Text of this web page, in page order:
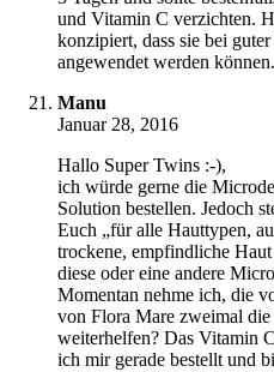
und Vitamin C verzichten.
konzipiert, dass sie bei
angewendet werden
Manu
Januar 28, 2016
Hallo Super Twins :-),
ich würde gerne die
Solution bestellen. Jedoch
Euch „für alle Hauttypen,
trockene, empfindliche
diese oder eine andere
Momentan nehme ich, die
von Flora Mare zweimal
weiterhelfen? Das Vitamin
ich mir gerade bestellt und